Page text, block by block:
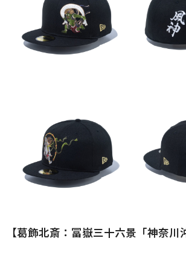
【葛飾北斎：冨嶽三十六景「神奈